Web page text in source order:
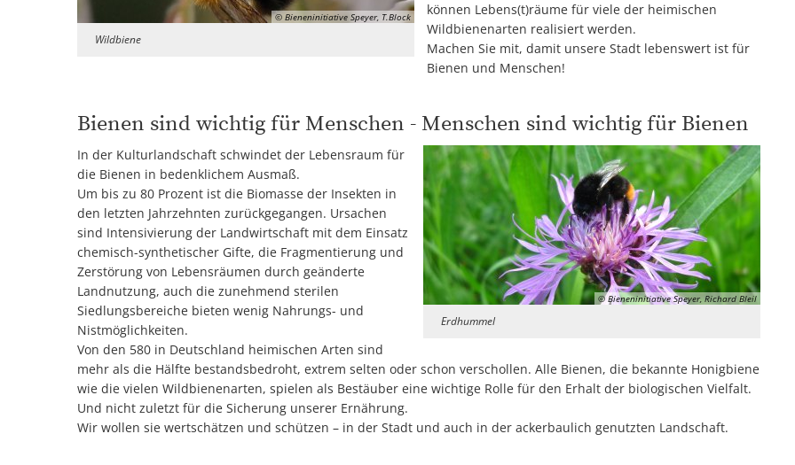
© Bieneninitiative Speyer, T.Block
Wildbiene
können Lebens(t)räume für viele der heimischen
Wildbienenarten realisiert werden.
Machen Sie mit, damit unsere Stadt lebenswert ist für
Bienen und Menschen!
Bienen sind wichtig für Menschen - Menschen sind wichtig für Bienen
© Bieneninitiative Speyer, Richard Bleil
Erdhummel
In der Kulturlandschaft schwindet der Lebensraum für
die Bienen in bedenklichem Ausmaß.
Um bis zu 80 Prozent ist die Biomasse der Insekten in
den letzten Jahrzehnten zurückgegangen. Ursachen
sind Intensivierung der Landwirtschaft mit dem Einsatz
chemisch-synthetischer Gifte, die Fragmentierung und
Zerstörung von Lebensräumen durch geänderte
Landnutzung, auch die zunehmend sterilen
Siedlungsbereiche bieten wenig Nahrungs- und
Nistmöglichkeiten.
Von den 580 in Deutschland heimischen Arten sind
mehr als die Hälfte bestandsbedroht, extrem selten oder schon verschollen. Alle Bienen, die bekannte Honigbiene
wie die vielen Wildbienenarten, spielen als Bestäuber eine wichtige Rolle für den Erhalt der biologischen Vielfalt.
Und nicht zuletzt für die Sicherung unserer Ernährung.
Wir wollen sie wertschätzen und schützen – in der Stadt und auch in der ackerbaulich genutzten Landschaft.